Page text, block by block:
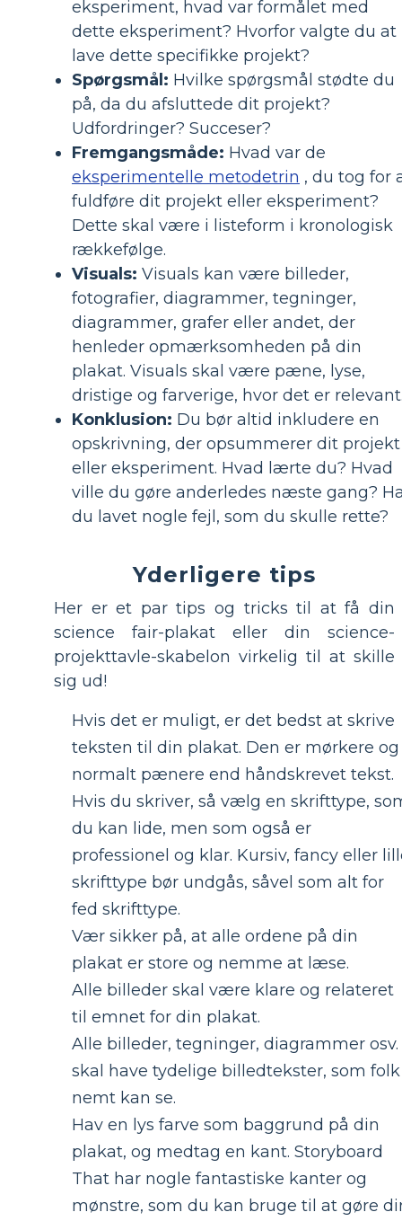
eksperiment, hvad var formålet med
dette eksperiment? Hvorfor valgte du at
lave dette specifikke projekt?
Spørgsmål: Hvilke spørgsmål stødte du
på, da du afsluttede dit projekt?
Udfordringer? Succeser?
Fremgangsmåde: Hvad var de
eksperimentelle metodetrin , du tog for
fuldføre dit projekt eller eksperiment?
Dette skal være i listeform i kronologisk
rækkefølge.
Visuals: Visuals kan være billeder,
fotografier, diagrammer, tegninger,
diagrammer, grafer eller andet, der
henleder opmærksomheden på din
plakat. Visuals skal være pæne, lyse,
dristige og farverige, hvor det er
Konklusion: Du bør altid inkludere en
opskrivning, der opsummerer dit projekt
eller eksperiment. Hvad lærte du? Hvad
ville du gøre anderledes næste gang?
du lavet nogle fejl, som du skulle rette?
Yderligere tips
Her er et par tips og tricks til at få din
science fair-plakat eller din science-
projekttavle-skabelon virkelig til at skille
sig ud!
Hvis det er muligt, er det bedst at skrive
teksten til din plakat. Den er mørkere og
normalt pænere end håndskrevet tekst.
Hvis du skriver, så vælg en skrifttype,
du kan lide, men som også er
professionel og klar. Kursiv, fancy eller
skrifttype bør undgås, såvel som alt for
fed skrifttype.
Vær sikker på, at alle ordene på din
plakat er store og nemme at læse.
Alle billeder skal være klare og relateret
til emnet for din plakat.
Alle billeder, tegninger, diagrammer osv.
skal have tydelige billedtekster, som folk
nemt kan se.
Hav en lys farve som baggrund på din
plakat, og medtag en kant. Storyboard
That har nogle fantastiske kanter og
mønstre, som du kan bruge til at gøre